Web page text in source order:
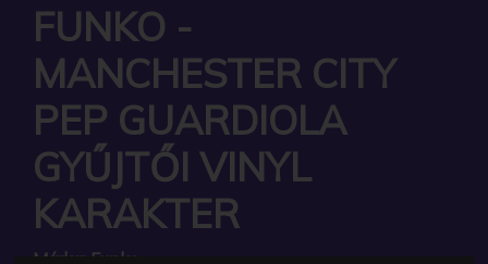
FUNKO -
MANCHESTER CITY
PEP GUARDIOLA
GYŰJTŐI VINYL
KARAKTER
Márka: Funko